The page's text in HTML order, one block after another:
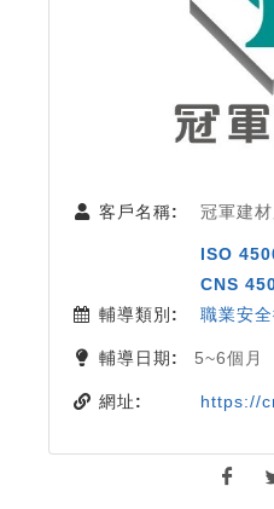
客戶名稱: 冠軍建
輔導類別:
ISO
CNS
職業安
輔導日期: 5~6個月
網址: https://